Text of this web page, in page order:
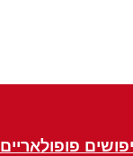
פופולאריים